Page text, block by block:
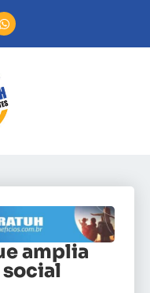
amplia
social